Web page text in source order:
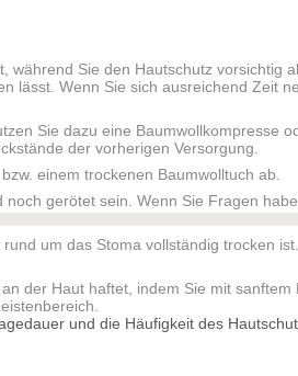
Sie den Hautschutz vorsichtig
lässt. Wenn Sie sich ausreichend Zeit
Sie dazu eine Baumwollkompresse
der vorherigen Versorgung.
einem trockenen Baumwolltuch ab.
gerötet sein. Wenn Sie Fragen
um das Stoma vollständig trocken
der Haut haftet, indem Sie mit
und die Häufigkeit des